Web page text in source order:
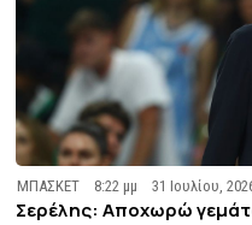
ΜΠΑΣΚΕΤ 8:22 μμ 31 Ιουλίου,
Σερέλης: Αποχωρώ